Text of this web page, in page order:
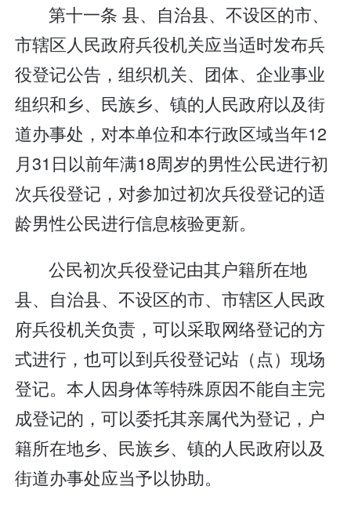
第十一条 县、自治县、不设区的市、
市辖区人民政府兵役机关应当适时发布兵
役登记公告，组织机关、团体、企业事业
组织和乡、民族乡、镇的人民政府以及街
道办事处，对本单位和本行政区域当年12
月31日以前年满18周岁的男性公民进行初
次兵役登记，对参加过初次兵役登记的适
龄男性公民进行信息核验更新。
公民初次兵役登记由其户籍所在地
县、自治县、不设区的市、市辖区人民政
府兵役机关负责，可以采取网络登记的方
式进行，也可以到兵役登记站（点）现场
登记。本人因身体等特殊原因不能自主完
成登记的，可以委托其亲属代为登记，户
籍所在地乡、民族乡、镇的人民政府以及
街道办事处应当予以协助。